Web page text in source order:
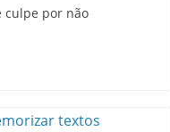
culpe por não